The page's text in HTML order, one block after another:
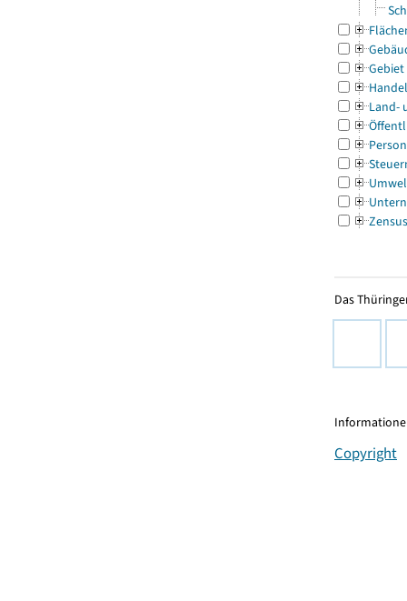
Gebiet
Land-
Zensus
Das
Copyright